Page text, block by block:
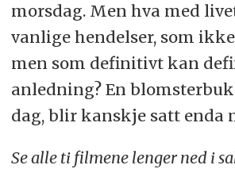
morsdag. Men hva med
vanlige hendelser, som
men som definitivt kan
anledning? En
dag, blir kanskje satt enda
Se alle ti filmene lenger ned i